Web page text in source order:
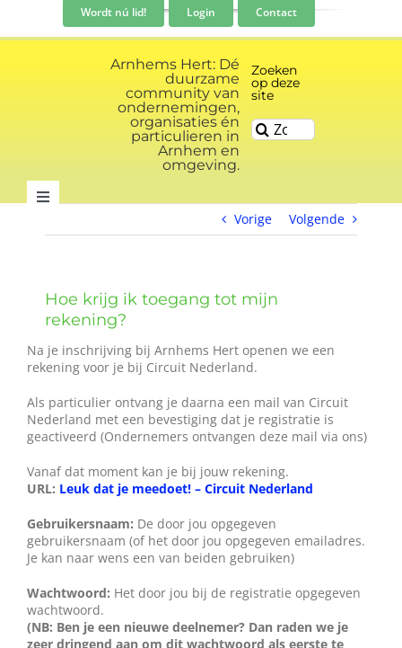
inhoud
Wordt nú lid! Login Contact
Arnhems Hert: Dé
duurzame
community van
ondernemingen,
organisaties én
particulieren in
Arnhem en
omgeving.
Zoeken
op deze
site
Zoeken
naar:
Toggle
Community
Nieuws
Evenementen kalender
Wie zijn wij?
Diensten en produkten
Vacatures
Vorige Volgende
Hoe krijg ik toegang tot mijn
rekening?
Na je inschrijving bij Arnhems Hert openen we een
rekening voor je bij Circuit Nederland.
Als particulier ontvang je daarna een mail van Circuit
Nederland met een bevestiging dat je registratie is
geactiveerd (Ondernemers ontvangen deze mail via ons)
Vanaf dat moment kan je bij jouw rekening.
URL: Leuk dat je meedoet! – Circuit Nederland
Gebruikersnaam: De door jou opgegeven
gebruikersnaam (of het door jou opgegeven emailadres.
Je kan naar wens een van beiden gebruiken)
Wachtwoord: Het door jou bij de registratie opgegeven
wachtwoord.
(NB: Ben je een nieuwe deelnemer? Dan raden we je
zeer dringend aan om dit wachtwoord als eerste te